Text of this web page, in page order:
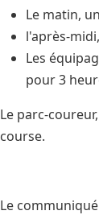
Le matin,
l'après-
Les
pour 3
Le parc-
course.
Le communiqué